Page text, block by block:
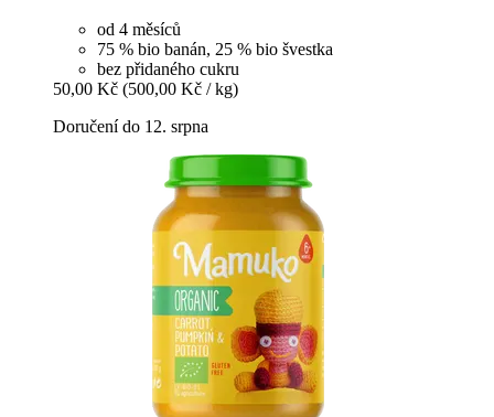
od 4 měsíců
75 % bio banán, 25 % bio švestka
bez přidaného cukru
50,00 Kč (500,00 Kč / kg)
Doručení do 12. srpna